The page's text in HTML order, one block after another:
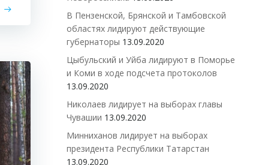
В Пензенской, Брянской и Тамбовской
областях лидируют действующие
губернаторы 13.09.2020
Цыбульский и Уйба лидируют в Поморье
и Коми в ходе подсчета протоколов
13.09.2020
Николаев лидирует на выборах главы
Чувашии 13.09.2020
Минниханов лидирует на выборах
президента Республики Татарстан
13.09.2020